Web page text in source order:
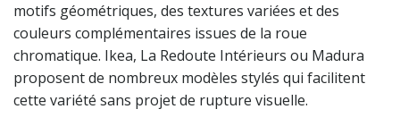
motifs géométriques, des textures variées et des
couleurs complémentaires issues de la roue
chromatique. Ikea, La Redoute Intérieurs ou Madura
proposent de nombreux modèles stylés qui facilitent
cette variété sans projet de rupture visuelle.